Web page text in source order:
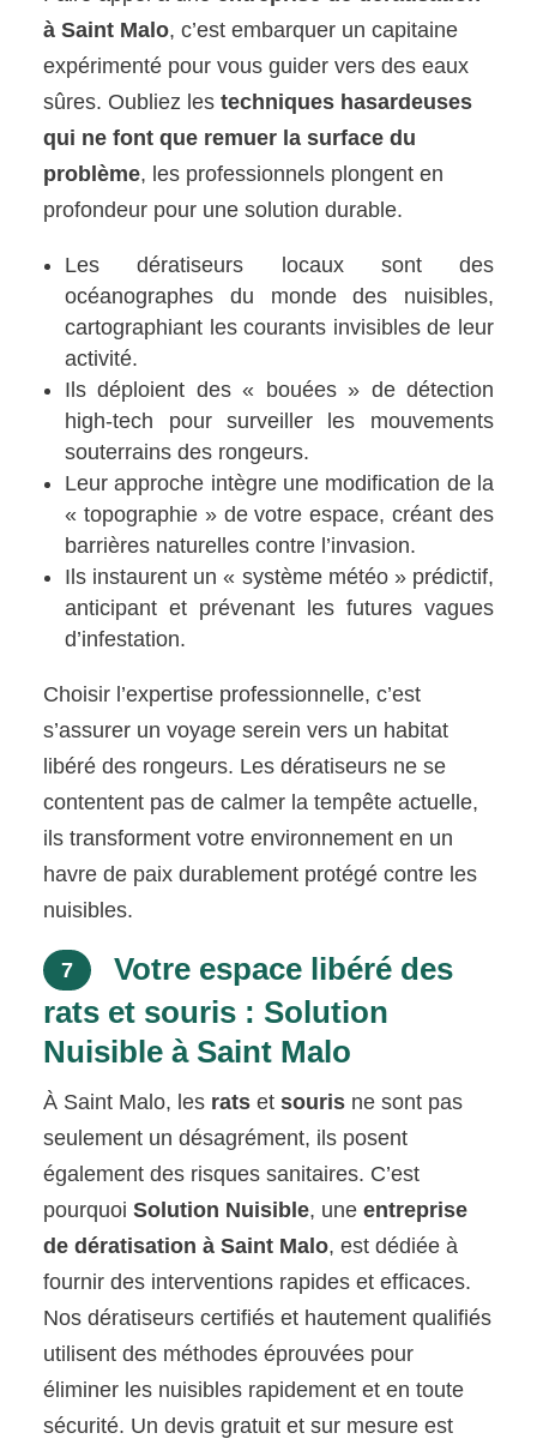
à Saint Malo, c’est embarquer un capitaine
expérimenté pour vous guider vers des eaux
sûres. Oubliez lestechniques hasardeuses
qui ne font que remuer la surface du
problème, les professionnels plongent en
profondeur pour une solution durable.
Les dératiseurs locaux sont des
océanographes du monde des nuisibles,
cartographiant les courants invisibles de leur
activité.
Ils déploient des « bouées » de détection
high-tech pour surveiller les mouvements
souterrains des rongeurs.
Leur approche intègre une modification de la
« topographie » de votre espace, créant des
barrières naturelles contre l’invasion.
Ils instaurent un « système météo » prédictif,
anticipant et prévenant les futures vagues
d’infestation.
Choisir l’expertise professionnelle, c’est
s’assurer un voyage serein vers un habitat
libéré des rongeurs. Les dératiseurs ne se
contentent pas de calmer la tempête actuelle,
ils transforment votre environnement en un
havre de paix durablement protégé contre les
nuisibles.
7
Votre espace libéré des
rats et souris : Solution
Nuisible à Saint Malo
À Saint Malo, les rats etsouris ne sont pas
seulement un désagrément, ils posent
également des risques sanitaires. C’est
pourquoiSolution Nuisible, uneentreprise
de dératisation à Saint Malo, est dédiée à
fournir des interventions rapides et efficaces.
Nos dératiseurs certifiés et hautement qualifiés
utilisent des méthodes éprouvées pour
éliminer les nuisibles rapidement et en toute
sécurité. Un devis gratuit et sur mesure est